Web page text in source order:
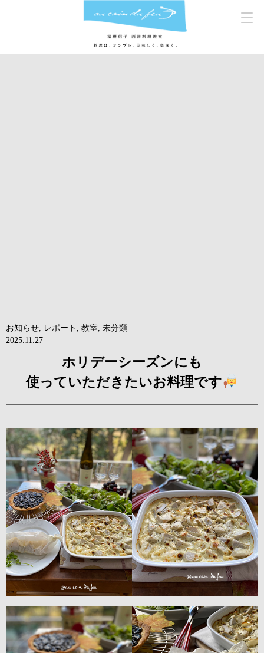
お知らせ レポート 教室 未分類
2025.11.27
ホリデーシーズンにも
使っていただきたいお料理です